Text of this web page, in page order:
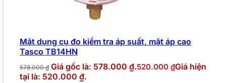
Mặt dụng cụ đo kiểm tra áp suất, mặt áp cao
Tasco TB14HN
578.000₫ Giá gốc là: 578.000 ₫.520.000 ₫Giá hiện
tại là: 520.000 ₫.